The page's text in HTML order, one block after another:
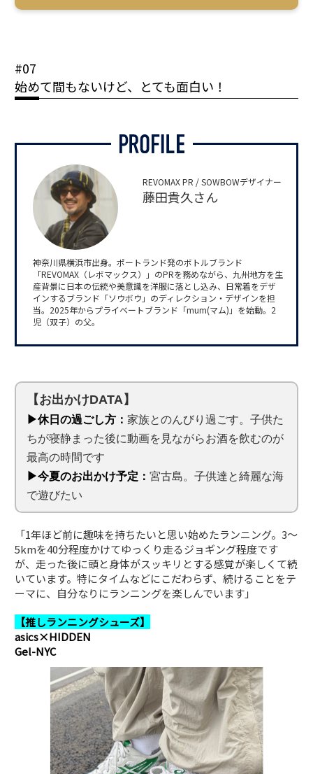
#07
始めて間もないけど、とても面白い！
REVOMAX PR / SOWBOWデザイナー
藤田貴久さん
神奈川県横浜市出身。ポートランド発のボトルブランド
「REVOMAX（レボマックス）」のPRを務めながら、九州地方を生
産背景に日本の伝統や美意識を洋服に落とし込み、日常着をデザ
インするブランド「ソウボウ」のディレクション・デザインを担
当。2025年からプライベートブランド「mum(マム)」を始動。2
児（双子）の父。
【お出かけDATA】
▶休日の過ごし方：家族とのんびり過ごす。子供た
ちが寝静まった後に動画を見ながらお酒を飲むのが
最高の時間です
▶今夏のお出かけ予定：宮古島。子供達と綺麗な海
で遊びたい
「1年ほど前に趣味を持ちたいと思い始めたランニング。3〜
5kmを40分程度かけてゆっくり走るジョギング程度です
が、走った後に頭と身体がスッキリとする感覚が楽しくて続
いています。特にタイムなどにこだわらず、続けることをテ
ーマに、自分なりにランニングを楽しんでいます」
【推しランニングシューズ】
asics×HIDDEN
Gel-NYC